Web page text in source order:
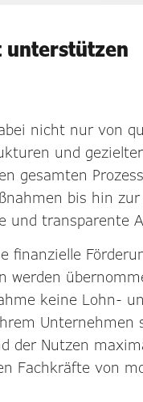
unterstützen
nicht nur von
und
gesamten
bis hin
und transparente
finanzielle
werden
keine Lohn-
Unternehmen
der Nutzen
Fachkräfte von